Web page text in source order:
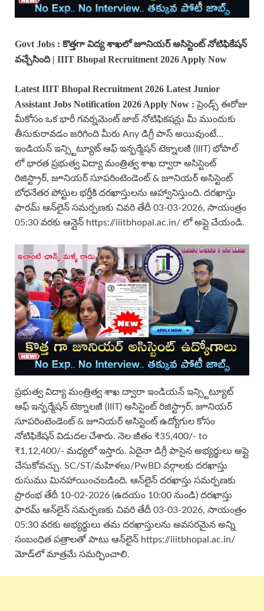
Govt Jobs : కొత్తగా విద్య శాఖలో జూనియర్ అసిస్టెంట్ నోటిఫికేషన్
వచ్చేసింది | IIIT Bhopal Recruitment 2026 Apply Now
Latest IIIT Bhopal Recruitment 2026 Latest Junior
Assistant Jobs Notification 2026 Apply Now :ప్రెండ్స్ ఈరోజు
మీకోసం ఒక భారీ గవర్నమెంట్ జాబ్ నోటిఫికషన్లు మీ ముందుకు
తీసుకురావడం జరిగింది మీరు Any డిగ్రీ పాస్ అయివుంటే…
ఇండియన్ ఇన్స్టిట్యూట్ ఆఫ్ ఇన్ఫర్మేషన్ టెక్నాలజీ (IIIT) భోపాల్
లో భారత ప్రభుత్వ విద్యా మంత్రిత్వ శాఖ ద్వారా అసిస్టెంట్
రిజిస్ట్రార్, జూనియర్ సూపరింటెండెంట్ & జూనియర్ అసిస్టెంట్
బోధనేతర పోస్టుల భర్తీకి దరఖాస్తులను ఆహ్వానిస్తుంది. దరఖాస్తు
ఫారమ్ ఆన్‌లైన్ సమర్పణకు చివరి తేదీ 03-03-2026, సాయంత్రం
05:30 వరకు ఆన్లైన్ https://iiitbhopal.ac.in/ లో అప్లై చేయండి.
ప్రభుత్వ విద్యా మంత్రిత్వ శాఖ ద్వారా ఇండియన్ ఇన్స్టిట్యూట్
ఆఫ్ ఇన్ఫర్మేషన్ టెక్నాలజీ (IIIT) అసిస్టెంట్ రిజిస్ట్రార్, జూనియర్
సూపరింటెండెంట్ & జూనియర్ అసిస్టెంట్ ఉద్యోగుల కోసం
నోటిఫికేషన్ విడుదల చేశారు. నెల జీతం ₹35,400/- to
₹1,12,400/- మధ్యలో ఇస్తారు. ఏదైనా డిగ్రీ పాసైన అభ్యర్థులు అప్లై
చేసుకోవచ్చు. SC/ST/మహిళలు/PwBD వర్గాలకు దరఖాస్తు
రుసుము మినహాయించబడింది. ఆన్‌లైన్ దరఖాస్తు సమర్పణకు
ప్రారంభ తేదీ 10-02-2026 (ఉదయం 10:00 నుండి) దరఖాస్తు
ఫారమ్ ఆన్‌లైన్ సమర్పణకు చివరి తేదీ 03-03-2026, సాయంత్రం
05:30 వరకు అభ్యర్థులు తమ దరఖాస్తులను అవసరమైన అన్ని
సంబంధిత పత్రాలతో పాటు ఆన్‌లైన్ https://iiitbhopal.ac.in/
మోడ్‌లో మాత్రమే సమర్పించాలి.